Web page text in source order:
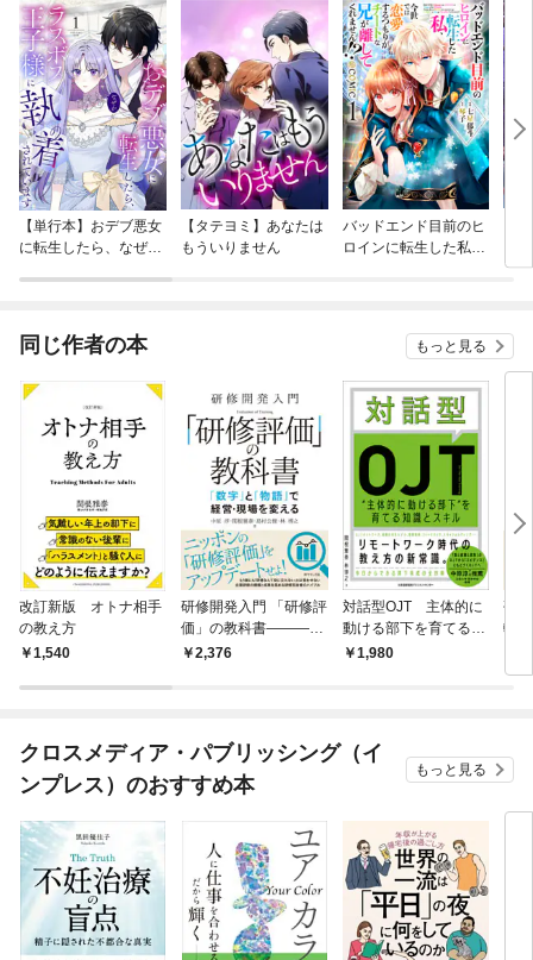
【単行本】おデブ悪女
に転生したら、なぜか
【タテヨミ】あなたは
もういりません
バッドエンド目前のヒ
ロインに転生した私、
同じ作者の本 もっと見る
改訂新版 オトナ相手
の教え方
1,540
研修開発入門 「研修評
価」の教科書―――
「数字」と「物語」で
2,376
対話型OJT 主体的に
動ける部下を育てる知
識とスキル
1,980
研
転
クロスメディア・パブリッシング（イ
ンプレス）のおすすめ本
もっと見る